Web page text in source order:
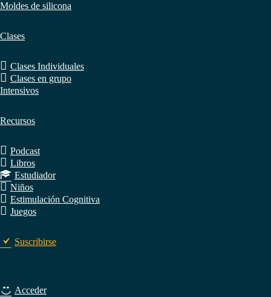
Moldes de silicona
Clases
Clases Individuales
Clases en grupo
Intensivos
Recursos
Podcast
Libros
Estudiador
Niños
Estimulación Cognitiva
Juegos
Suscribirse
Acceder